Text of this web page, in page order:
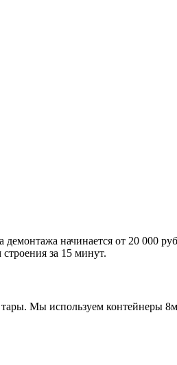
начинается от 20 000
за 15 минут.
Мы используем контейнеры